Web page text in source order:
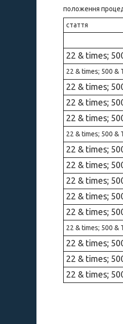
положення
стаття
22 & times;
22 & times; 500 &
22 & times;
22 & times;
22 & times;
22 & times; 500 &
22 & times;
22 & times;
22 & times;
22 & times;
22 & times;
22 & times; 500 &
22 & times;
22 & times;
22 & times;